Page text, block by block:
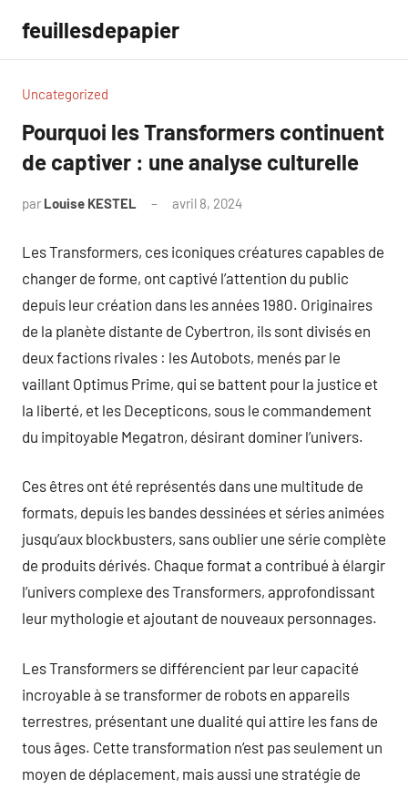
contenu
feuillesdepapier
Uncategorized
Pourquoi les Transformers continuent
de captiver : une analyse culturelle
par Louise KESTEL avril 8, 2024
Les Transformers, ces iconiques créatures capables de
changer de forme, ont captivé l’attention du public
depuis leur création dans les années 1980. Originaires
de la planète distante de Cybertron, ils sont divisés en
deux factions rivales : les Autobots, menés par le
vaillant Optimus Prime, qui se battent pour la justice et
la liberté, et les Decepticons, sous le commandement
du impitoyable Megatron, désirant dominer l’univers.
Ces êtres ont été représentés dans une multitude de
formats, depuis les bandes dessinées et séries animées
jusqu’aux blockbusters, sans oublier une série complète
de produits dérivés. Chaque format a contribué à élargir
l’univers complexe des Transformers, approfondissant
leur mythologie et ajoutant de nouveaux personnages.
Les Transformers se différencient par leur capacité
incroyable à se transformer de robots en appareils
terrestres, présentant une dualité qui attire les fans de
tous âges. Cette transformation n’est pas seulement un
moyen de déplacement, mais aussi une stratégie de